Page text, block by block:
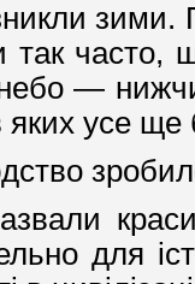
зими.
так
—
усе ще
для